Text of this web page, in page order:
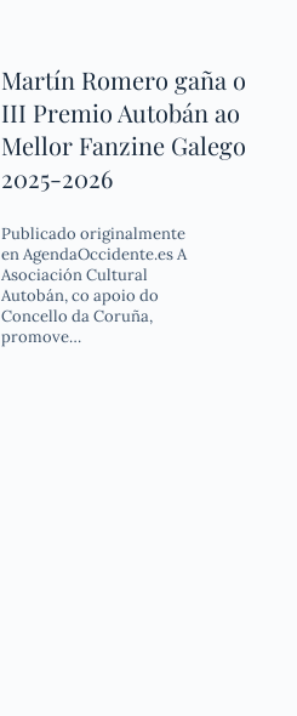
Martín Romero gaña o
III Premio Autobán ao
Mellor Fanzine Galego
2025-2026
Publicado originalmente
en AgendaOccidente.es A
Asociación Cultural
Autobán, co apoio do
Concello da Coruña,
promove…